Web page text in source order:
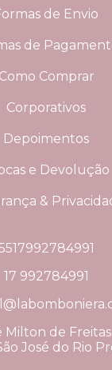
de Envio
de
Como Comprar
Corporativos
Depoimentos
e Devolução
&
17 992784991
Milton de
José do Rio